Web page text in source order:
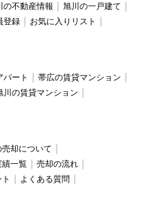
の不動産情報
旭川の一戸建て
登録
お気に入りリスト
パート
帯広の賃貸マンション
川の賃貸マンション
売却について
績一覧
売却の流れ
よくある質問